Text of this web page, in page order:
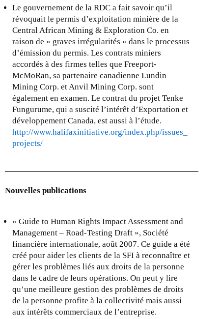
l
i
n
k
i
s
e
x
t
e
r
n
Le gouvernement de la RDC a fait savoir qu’il
révoquait le permis d’exploitation minière de la
Central African Mining & Exploration Co. en
raison de « graves irrégularités » dans le processus
d’émission du permis. Les contrats miniers
accordés à des firmes telles que Freeport-
McMoRan, sa partenaire canadienne Lundin
Mining Corp. et Anvil Mining Corp. sont
également en examen. Le contrat du projet Tenke
Fungurume, qui a suscité l’intérêt d’Exportation et
développement Canada, est aussi à l’étude.
http://www.halifaxinitiative.org/index.php/issues_
projects/
Nouvelles publications
« Guide to Human Rights Impact Assessment and
Management – Road-Testing Draft », Société
financière internationale, août 2007. Ce guide a été
créé pour aider les clients de la SFI à reconnaître et
gérer les problèmes liés aux droits de la personne
dans le cadre de leurs opérations. On peut y lire
qu’une meilleure gestion des problèmes de droits
de la personne profite à la collectivité mais aussi
aux intérêts commerciaux de l’entreprise.